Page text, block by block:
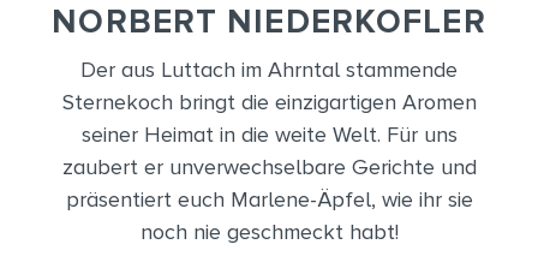
NORBERT NIEDERKOFLER
Der aus Luttach im Ahrntal stammende
Sternekoch bringt die einzigartigen Aromen
seiner Heimat in die weite Welt. Für uns
zaubert er unverwechselbare Gerichte und
präsentiert euch Marlene-Äpfel, wie ihr sie
noch nie geschmeckt habt!